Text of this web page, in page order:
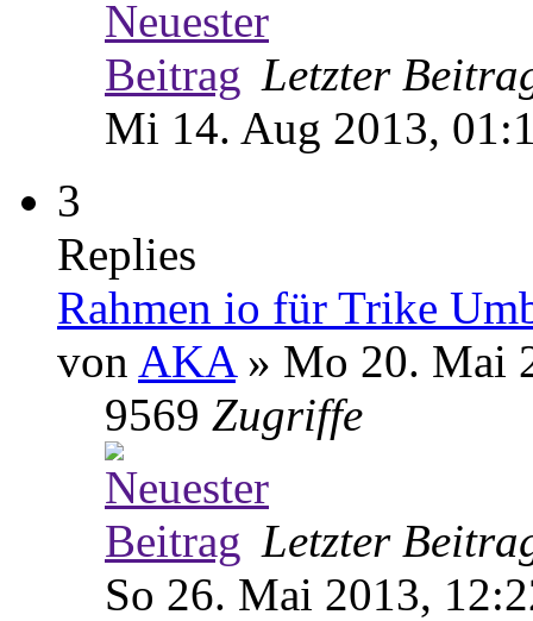
Letzter
Mi 14. Aug 2013,
3
Replies
Rahmen io für Trike
von AKA» Mo 20. Mai
9569 Zugriffe
Letzter
So 26. Mai 2013,